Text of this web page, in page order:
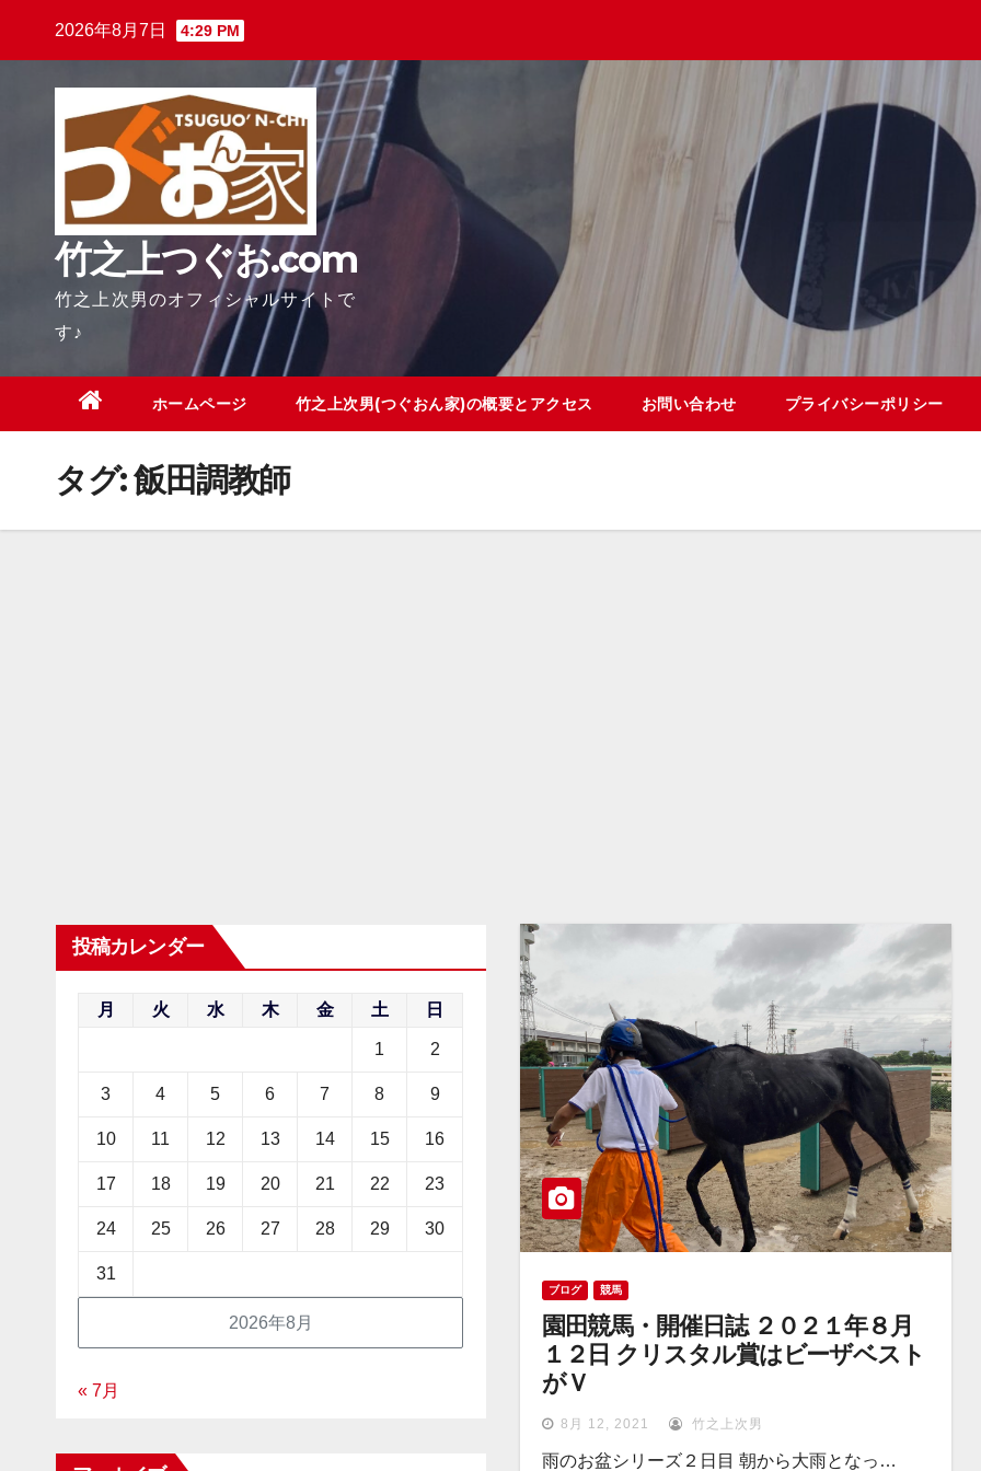
2026年8月7日 4:29 PM
竹之上つぐお.com
竹之上次男のオフィシャルサイトで
す♪
ホームページ 竹之上次男(つぐおん家)の概要とアクセス お問い合わせ プライバシーポリシー
タグ:飯田調教師
投稿カレンダー
2026年8月
月 火 水 木 金 土 日
1 2
3 4 5 6 7 8 9
10 11 12 13 14 15 16
17 18 19 20 21 22 23
24 25 26 27 28 29 30
31
« 7月
ブログ 競馬
園田競馬・開催日誌 ２０２１年８月
１２日 クリスタル賞はビーザベスト
がＶ
8月 12, 2021 竹之上次男
雨のお盆シリーズ２日目 朝から大雨となっ…